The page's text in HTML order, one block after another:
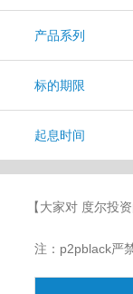
产品系列
标的期限
起息时间
【大家对 度尔投资
注：p2pblack严